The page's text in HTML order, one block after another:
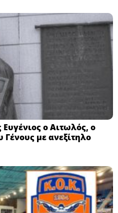
Ευγένιος ο Αιτωλός, ο
με ανεξίτηλο